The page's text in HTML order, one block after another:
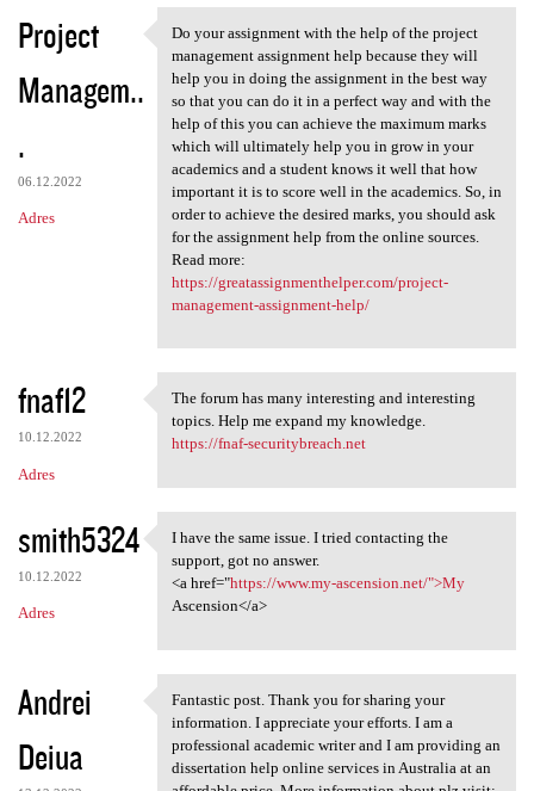
Project
Managem..
.
06.12.2022
Adres
Do your assignment with the
Do your assignment with the help of the project
management assignment help because they will
help you in doing the assignment in the best way
so that you can do it in a perfect way and with the
help of this you can achieve the maximum marks
which will ultimately help you in grow in your
academics and a student knows it well that how
important it is to score well in the academics. So, in
order to achieve the desired marks, you should ask
for the assignment help from the online sources.
Read more:
https://greatassignmenthelper.com/project-
management-assignment-help/
fnaf12
10.12.2022
Adres
The forum has many
The forum has many interesting and interesting
topics. Help me expand my knowledge.
https://fnaf-securitybreach.net
smith5324
10.12.2022
Adres
I have the same issue. I
I have the same issue. I tried contacting the
support, got no answer.
<a href="https://www.my-ascension.net/">My
Ascension</a>
Andrei
Deiua
Fantastic post. Thank you for
Fantastic post. Thank you for sharing your
information. I appreciate your efforts. I am a
professional academic writer and I am providing an
dissertation help online services in Australia at an